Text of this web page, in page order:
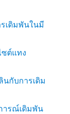
เดิมพันในมี
ซต์แทง
นกับการเดิม
ารณ์เดิมพัน